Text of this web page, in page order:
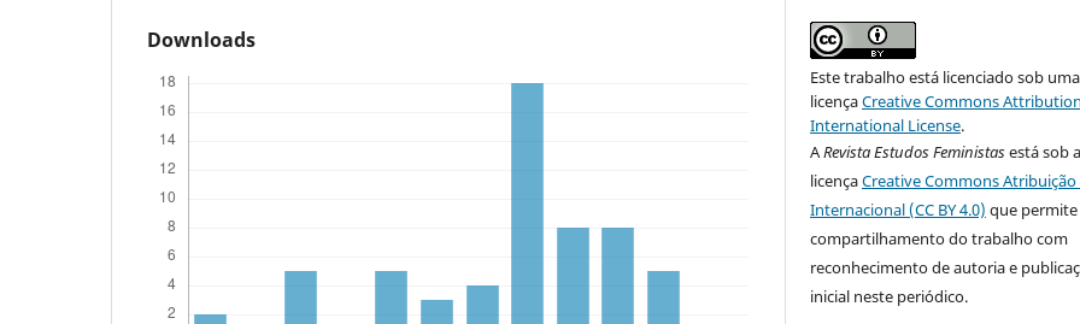
Downloads
Este trabalho está licenciado sob uma
licençaCreative Commons
International License.
ARevista Estudos Feministasestá sob a
licençaCreative Commons Atribuição
Internacional (CC BY 4.0) que
compartilhamento do trabalho com
reconhecimento de autoria e
inicial neste periódico.